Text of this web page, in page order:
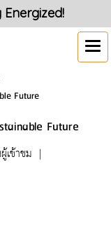
Energized!
Future
Future
เข้าชม |